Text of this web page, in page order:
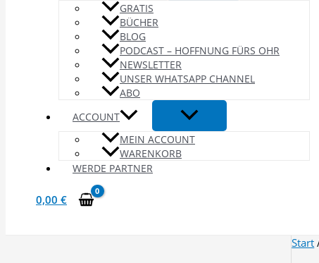
GRATIS
BÜCHER
BLOG
PODCAST – HOFFNUNG FÜRS OHR
NEWSLETTER
UNSER WHATSAPP CHANNEL
ABO
ACCOUNT
MEIN ACCOUNT
WARENKORB
WERDE PARTNER
0,00 €
Start